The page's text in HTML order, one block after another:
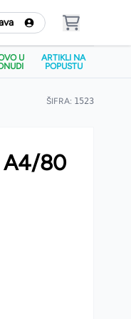
U
ARTIKLI NA
POPUSTU
ŠIFRA: 1523
A4/80